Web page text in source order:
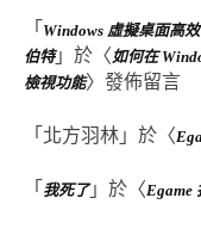
「 Windows 虛擬桌面高
伯特」於〈如何在
檢視功能〉發佈留言
「 北方羽林 」於〈
「 我死了」於〈Egame